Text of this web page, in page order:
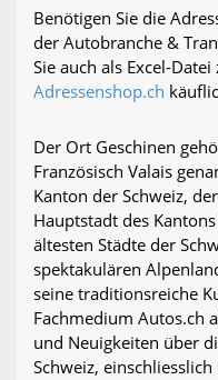
Benötigen Sie die
der Autobranche &
Sie auch als Excel-
Adressenshop.ch
Der Ort Geschinen
Französisch Valais
Kanton der Schweiz,
Hauptstadt des
ältesten Städte der
spektakulären
seine traditionsreiche
Fachmedium Autos.ch
und Neuigkeiten über
Schweiz,